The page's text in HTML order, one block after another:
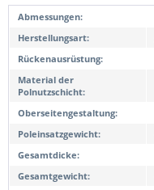
Abmessungen:
Herstellungsart:
Rückenausrüstung:
Material der
Polnutzschicht:
Oberseitengestaltung:
Poleinsatzgewicht:
Gesamtdicke:
Gesamtgewicht: